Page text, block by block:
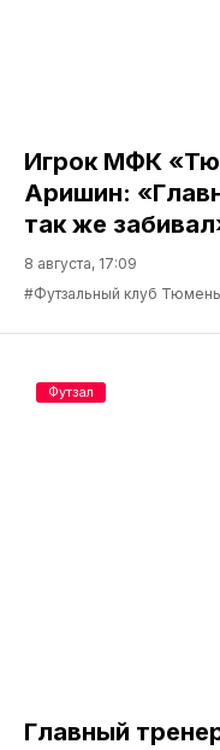
Игрок МФК
Аришин:
так же
8 августа, 17:09
#Футзальный клуб
Главный
Футзал